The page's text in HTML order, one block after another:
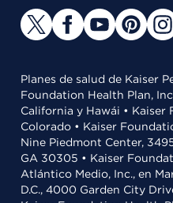
Planes de salud de Kaiser
Foundation Health Plan,
California y Hawái •
Colorado • Kaiser
Nine Piedmont Center,
GA 30305 • Kaiser
Atlántico Medio, Inc., en
D.C., 4000 Garden City